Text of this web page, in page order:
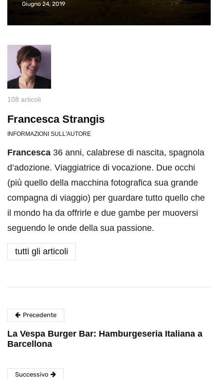
Giugno 24, 2019
108 articoli
Francesca Strangis
INFORMAZIONI SULL'AUTORE
Francesca 36 anni, calabrese di nascita, spagnola
d’adozione. Viaggiatrice di vocazione. Due occhi
(più quello della macchina fotografica sua grande
compagna di viaggio) per guardare tutto quello che
il mondo ha da offrirle e due gambe per muoversi
seguendo le onde della sua passione.
tutti gli articoli
Precedente
La Vespa Burger Bar: Hamburgeseria Italiana a
Barcellona
Successivo